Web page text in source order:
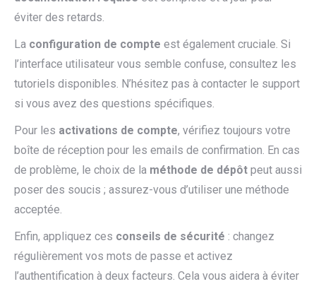
éviter des retards.
La configuration de compte est également cruciale. Si
l’interface utilisateur vous semble confuse, consultez les
tutoriels disponibles. N’hésitez pas à contacter le support
si vous avez des questions spécifiques.
Pour les activations de compte, vérifiez toujours votre
boîte de réception pour les emails de confirmation. En cas
de problème, le choix de la méthode de dépôt peut aussi
poser des soucis ; assurez-vous d’utiliser une méthode
acceptée.
Enfin, appliquez ces conseils de sécurité : changez
régulièrement vos mots de passe et activez
l’authentification à deux facteurs. Cela vous aidera à éviter